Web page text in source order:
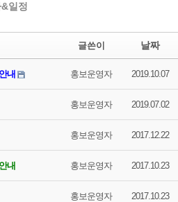
일정
글쓴이 날짜
내 홍보운영자 2019.10.07
홍보운영자 2019.07.02
홍보운영자 2017.12.22
내 홍보운영자 2017.10.23
홍보운영자 2017.10.23